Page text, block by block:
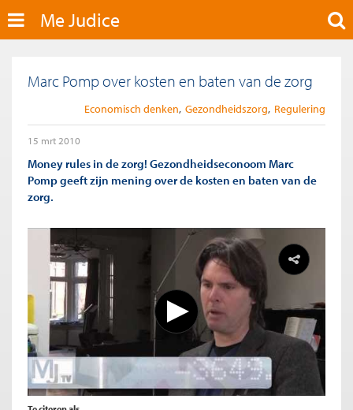
Me Judice
Marc Pomp over kosten en baten van de zorg
Economisch denken Gezondheidszorg Regulering
15 mrt 2010
Money rules in de zorg! Gezondheidseconoom Marc
Pomp geeft zijn mening over de kosten en baten van de
zorg.